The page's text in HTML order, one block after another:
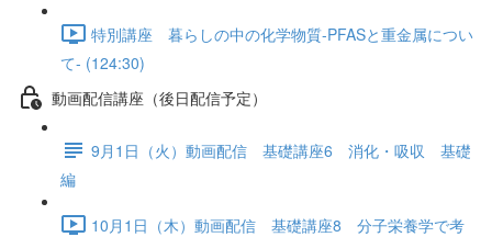
特別講座 暮らしの中の化学物質-PFASと重金属につい
て- (124:30)
動画配信講座（後日配信予定）
9月1日（火）動画配信 基礎講座6 消化・吸収 基礎
編
10月1日（木）動画配信 基礎講座8 分子栄養学で考